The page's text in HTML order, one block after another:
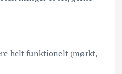
helt funktionelt (mørkt,